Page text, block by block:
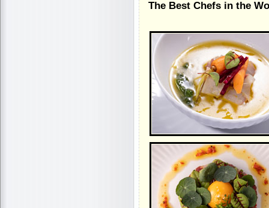
The Best Chefs in the